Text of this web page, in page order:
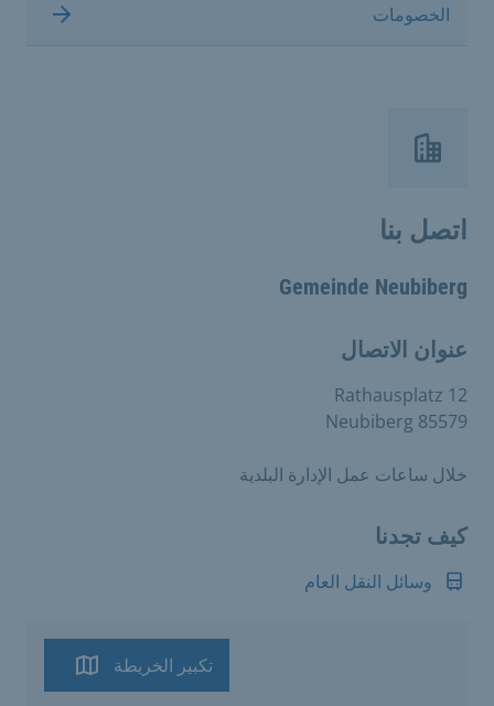
الخصومات
اتصل بنا
Gemeinde Neubiberg
عنوان الاتصال
Rathausplatz 12
85579 Neubiberg
خلال ساعات عمل الإدارة البلدية
كيف تجدنا
وسائل النقل العام
تكبير الخريطة